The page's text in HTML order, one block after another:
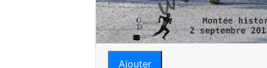
Ajouter